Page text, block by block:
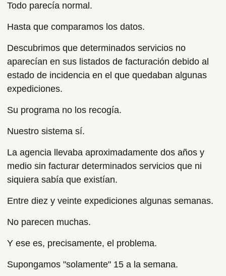
Todo parecía normal.
Hasta que comparamos los datos.
Descubrimos que determinados servicios no
aparecían en sus listados de facturación debido al
estado de incidencia en el que quedaban algunas
expediciones.
Su programa no los recogía.
Nuestro sistema sí.
La agencia llevaba aproximadamente dos años y
medio sin facturar determinados servicios que ni
siquiera sabía que existían.
Entre diez y veinte expediciones algunas semanas.
No parecen muchas.
Y ese es, precisamente, el problema.
Supongamos "solamente" 15 a la semana.